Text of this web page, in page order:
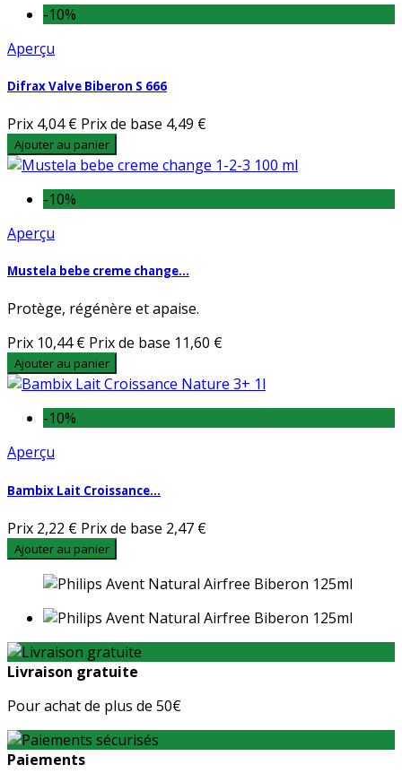
-10%
Aperçu
Difrax Valve Biberon S 666
Prix 4,04 € Prix de base 4,49 €
Ajouter au panier
-10%
Aperçu
Mustela bebe creme change...
Protège, régénère et apaise.
Prix 10,44 € Prix de base 11,60 €
Ajouter au panier
-10%
Aperçu
Bambix Lait Croissance...
Prix 2,22 € Prix de base 2,47 €
Ajouter au panier
Livraison gratuite
Pour achat de plus de 50€
Paiements